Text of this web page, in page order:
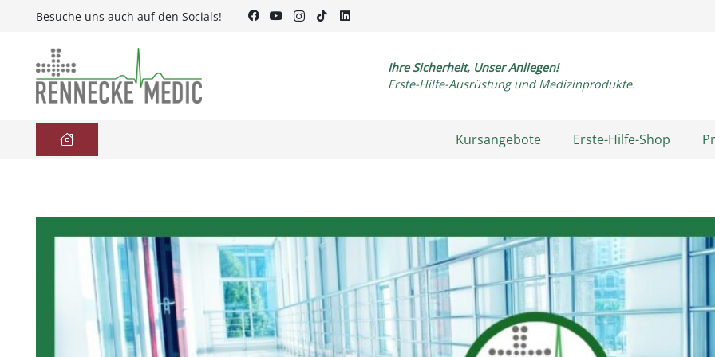
Besuche uns auch auf den Socials!
Ihre Sicherheit, Unser Anliegen!
Erste-Hilfe-Ausrüstung und Medizinprodukte.
Kursangebote Erste-Hilfe-Shop